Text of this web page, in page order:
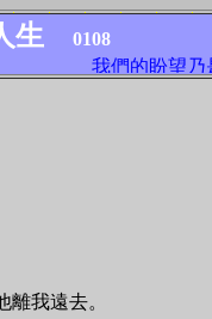
生
0108
我們的盼望乃
我遠去。